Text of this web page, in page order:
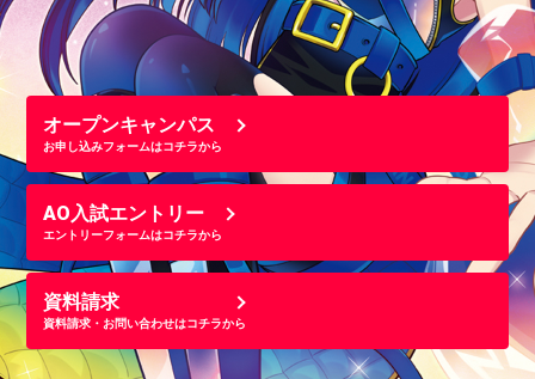
オープンキャンパス
お申し込みフォームはコチラから
AO入試エントリー
エントリーフォームはコチラから
資料請求
資料請求・お問い合わせはコチラから